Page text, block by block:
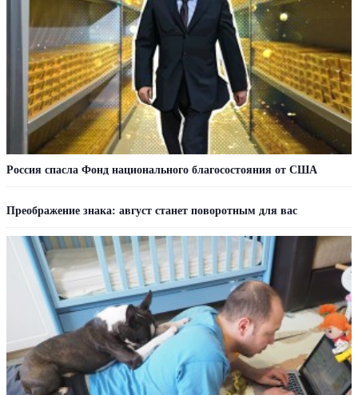
Россия спасла Фонд национального благосостояния от США
Преображение знака: август станет поворотным для вас